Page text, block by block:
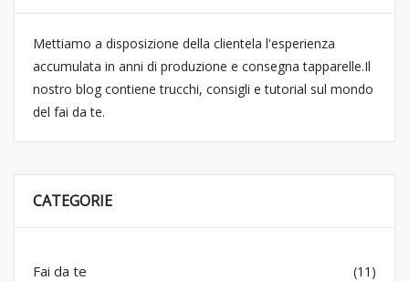
Mettiamo a disposizione della clientela l'esperienza
accumulata in anni di produzione e consegna tapparelle.Il
nostro blog contiene trucchi, consigli e tutorial sul mondo
del fai da te.
CATEGORIE
Fai da te (11)